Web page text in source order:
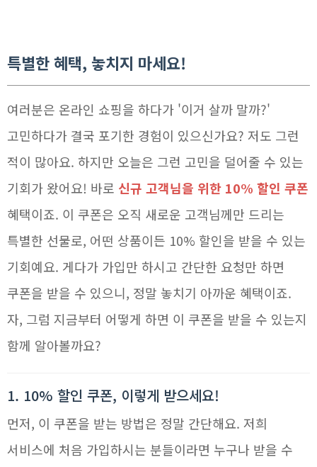
특별한 혜택, 놓치지 마세요!
여러분은 온라인 쇼핑을 하다가 '이거 살까 말까?'
고민하다가 결국 포기한 경험이 있으신가요? 저도 그런
적이 많아요. 하지만 오늘은 그런 고민을 덜어줄 수 있는
기회가 왔어요! 바로 신규 고객님을 위한 10% 할인 쿠폰
혜택이죠. 이 쿠폰은 오직 새로운 고객님께만 드리는
특별한 선물로, 어떤 상품이든 10% 할인을 받을 수 있는
기회예요. 게다가 가입만 하시고 간단한 요청만 하면
쿠폰을 받을 수 있으니, 정말 놓치기 아까운 혜택이죠.
자, 그럼 지금부터 어떻게 하면 이 쿠폰을 받을 수 있는지
함께 알아볼까요?
1. 10% 할인 쿠폰, 이렇게 받으세요!
먼저, 이 쿠폰을 받는 방법은 정말 간단해요. 저희
서비스에 처음 가입하시는 분들이라면 누구나 받을 수